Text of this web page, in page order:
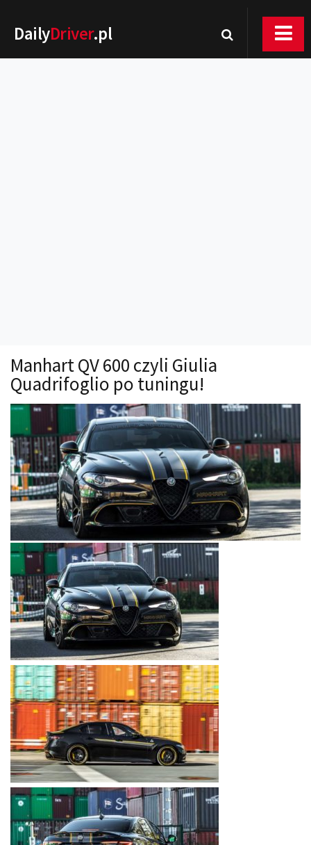
DailyDriver.pl
Technika jazdy
Oświetlenie
Kalkulatory
Przelicznik mocy
Auto z niemiec
Galerie
Manhart QV 600 czyli Giulia
Quadrifoglio po tuningu!